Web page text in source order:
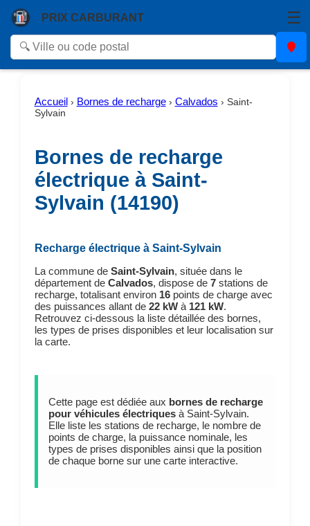
PRIX CARBURANT ☰
Accueil › Bornes de recharge› Calvados › Saint-
Sylvain
Bornes de recharge
électrique à Saint-
Sylvain (14190)
Recharge électrique à Saint-Sylvain
La commune de Saint-Sylvain, située dans le
département de Calvados, dispose de 7stations de
recharge, totalisant environ 16points de charge avec
des puissances allant de 22 kWà 121 kW.
Retrouvez ci-dessous la liste détaillée des bornes,
les types de prises disponibles et leur localisation sur
la carte.
Cette page est dédiée aux bornes de recharge
pour véhicules électriquesà Saint-Sylvain.
Elle liste les stations de recharge, le nombre de
points de charge, la puissance nominale, les
types de prises disponibles ainsi que la position
de chaque borne sur une carte interactive.